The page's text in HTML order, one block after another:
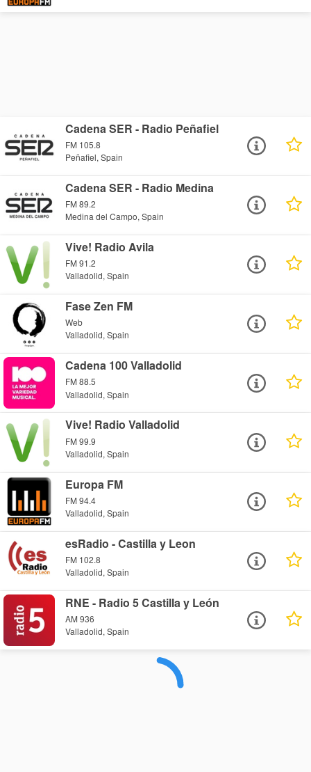
Cadena SER - Radio Peñafiel
FM 105.8
Peñafiel, Spain
Cadena SER - Radio Medina
FM 89.2
Medina del Campo, Spain
Vive! Radio Avila
FM 91.2
Valladolid, Spain
Fase Zen FM
Web
Valladolid, Spain
Cadena 100 Valladolid
FM 88.5
Valladolid, Spain
Vive! Radio Valladolid
FM 99.9
Valladolid, Spain
Europa FM
FM 94.4
Valladolid, Spain
esRadio - Castilla y Leon
FM 102.8
Valladolid, Spain
RNE - Radio 5 Castilla y León
AM 936
Valladolid, Spain